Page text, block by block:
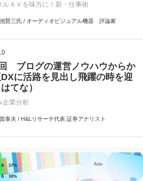
ルＡＶを味方に！新・仕事術
賢三氏 / オーディオビジュアル機器 評論家
ブログの運営ノウハウからか
DXに活路を見出し飛躍の時を迎
てな）
企業分析
泰夫 / H&Lリサーチ代表 証券アナリスト